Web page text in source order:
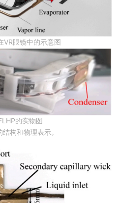
VR眼镜中的示意图
的实物图
构和物理表示。